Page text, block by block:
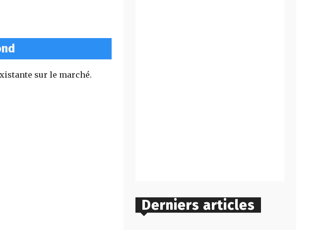
sur le marché.
Derniers articles